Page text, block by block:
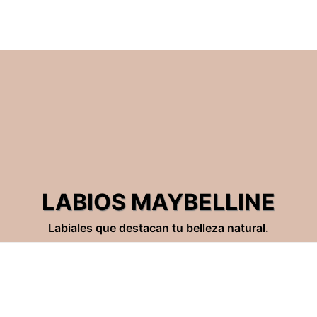
LABIOS MAYBELLINE
Labiales que destacan tu belleza natural.